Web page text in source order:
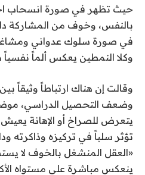
حيث تظهر في صورة انسحاب
بالنفس، وخوف من المشاركة
في صورة سلوك عدواني
وكلا النمطين يعكس ألماً نفسياً
وقالت إن هناك ارتباطاً وثيقاً
وضعف التحصيل الدراسي،
يتعرض للصراخ أو الإهانة
تؤثر سلباً في تركيزه وذاكرته
«العقل المنشغل بالخوف لا
ينعكس مباشرة على مستواه